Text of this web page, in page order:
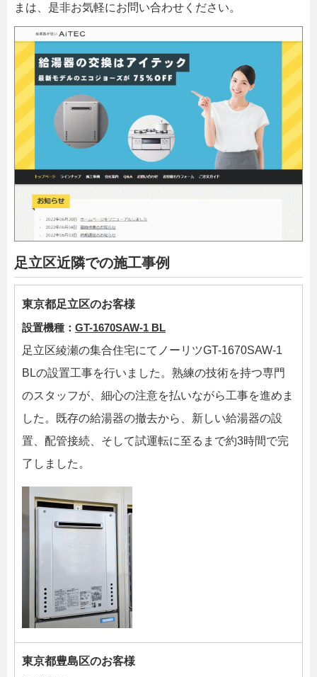
まは、是非お気軽にお問い合わせください。
足立区近隣での施工事例
東京都足立区のお客様
設置機種： GT-1670SAW-1 BL
足立区綾瀬の集合住宅にてノーリツGT-1670SAW-1
BLの設置工事を行いました。熟練の技術を持つ専門
のスタッフが、細心の注意を払いながら工事を進めま
した。既存の給湯器の撤去から、新しい給湯器の設
置、配管接続、そして試運転に至るまで約3時間で完
了しました。
東京都豊島区のお客様